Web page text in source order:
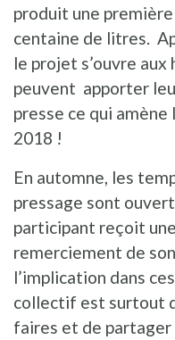
produit une
centaine de litres.
le projet s’ouvre
peuvent apporter
presse ce qui
2018 !
En automne, les
pressage sont
participant reçoit
remerciement de
l’implication dans
collectif est surtout
faires et de